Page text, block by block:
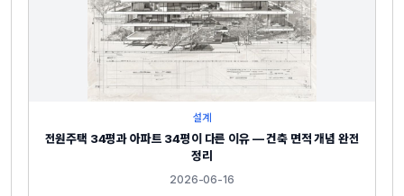
설계
전원주택 34평과 아파트 34평이 다른 이유 — 건축 면적 개념 완전
정리
2026-06-16